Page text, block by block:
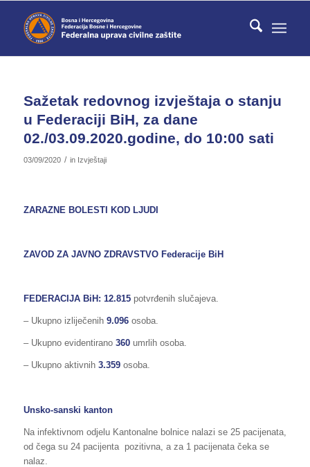
Sažetak redovnog izvještaja o stanju
u Federaciji BiH, za dane
02./03.09.2020.godine, do 10:00 sati
03/09/2020 / in Izvještaji
ZARAZNE BOLESTI KOD LJUDI
ZAVOD ZA JAVNO ZDRAVSTVO Federacije BiH
FEDERACIJA BiH : 12.815 potvrđenih slučajeva.
– Ukupno izliječenih 9.096 osoba.
– Ukupno evidentirano 360umrlih osoba.
– Ukupno aktivnih 3.359 osoba.
Unsko-sanski kanton
Na infektivnom odjelu Kantonalne bolnice nalazi se 25 pacijenata,
od čega su 24 pacijenta pozitivna, a za 1 pacijenata čeka se
nalaz.